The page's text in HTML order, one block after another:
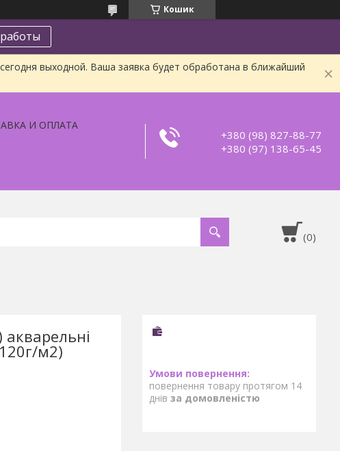
Кошик
выходной. Ваша заявка будет обработана в ближайший
И ОПЛАТА
+380 (98) 827-88-77
+380 (97) 138-65-45
м2)
повернення товару протягом 14
днів за домовленістю